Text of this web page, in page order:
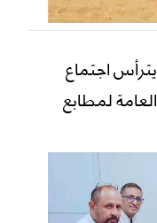
يترأس اجتماع
لمطابع